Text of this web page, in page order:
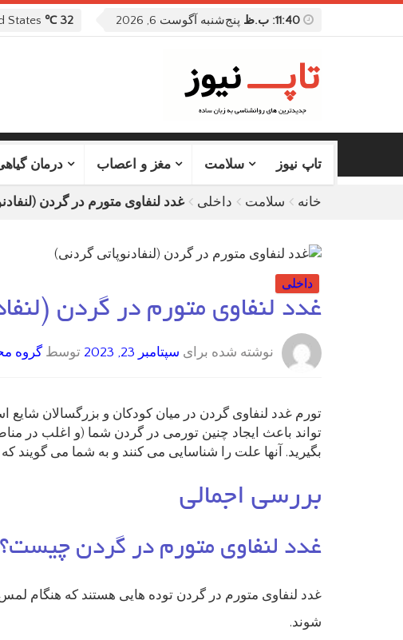
11:40: ب.ظ پنج‌شنبه آگوست 6, 2026 32 ℃
تاپ نیوز سلامت مغز و اعصاب درمان
خانه سلامت داخلی غدد لنفاوی متورم در گردن
داخلی
غدد لنفاوی متورم در گردن
نوشته شده برای سپتامبر 23, 2023 توسط گروه
تورم غدد لنفاوی گردن در میان کودکان و بزرگسالان
تواند باعث ایجاد چنین تورمی در گردن شما (و اغلب در
بگیرید. آنها علت را شناسایی می کنند و به شما می گویند که
بررسی اجمالی
غدد لنفاوی متورم در گردن چیست؟
غدد لنفاوی متورم در گردن توده هایی هستند که هنگام
شوند.